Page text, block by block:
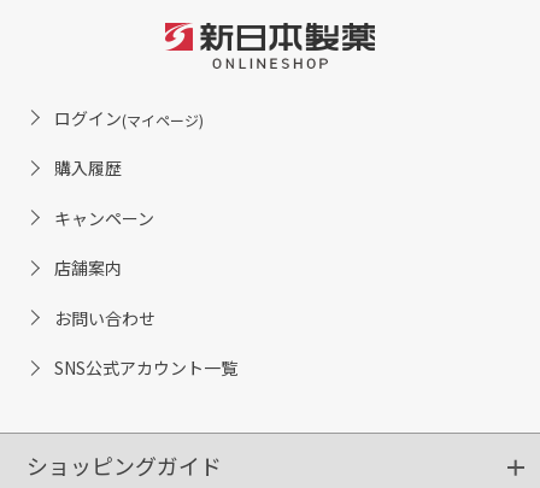
ログイン(マイページ)
購入履歴
キャンペーン
店舗案内
お問い合わせ
SNS公式アカウント一覧
ショッピングガイド